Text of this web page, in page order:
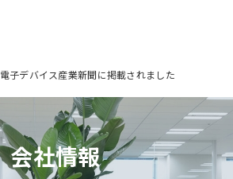
電子デバイス産業新聞に掲載されました
会社情報